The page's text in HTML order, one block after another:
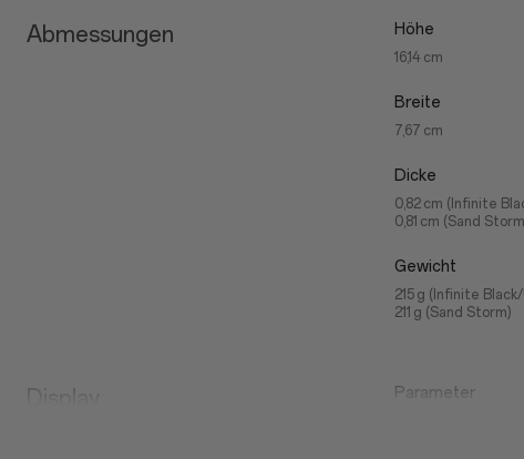
Abmessungen Höhe
16,14 cm
Breite
7,67 cm
Dicke
0,82 cm (Infinite
0,81 cm (Sand
Gewicht
215 g (Infinite
211 g (Sand Storm)
Display Parameter
Größe: 17,23 cm